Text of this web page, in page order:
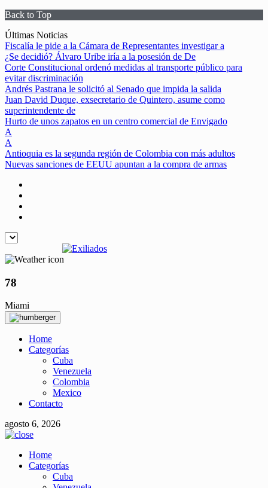
Back to Top
Skip
to
content
Últimas Noticias
Fiscalía le pide a la Cámara de Representantes investigar a
¿Se decidió? Álvaro Uribe iría a la posesión de De
Corte Constitucional ordenó medidas al transporte público para
evitar discriminación
Andrés Pastrana le solicitó al Senado que impida la salida
Juan David Duque, exsecretario de Quintero, asume como
superintendente de
Hurto de unos zapatos en un centro comercial de Envigado
A
A
Antioquia es la segunda región de Colombia con más adultos
Nuevas sanciones de EEUU apuntan a la compra de armas
78
Miami
Home
Categorías
Cuba
Venezuela
Colombia
Mexico
Contacto
agosto 6, 2026
Home
Categorías
Cuba